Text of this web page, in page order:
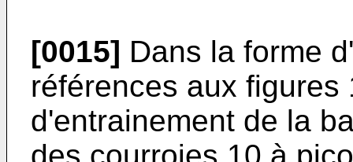
[0015] Dans la forme
références aux figures
d'entrainement de la